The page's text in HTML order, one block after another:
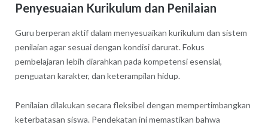
Penyesuaian Kurikulum dan Penilaian
Guru berperan aktif dalam menyesuaikan kurikulum dan sistem
penilaian agar sesuai dengan kondisi darurat. Fokus
pembelajaran lebih diarahkan pada kompetensi esensial,
penguatan karakter, dan keterampilan hidup.
Penilaian dilakukan secara fleksibel dengan mempertimbangkan
keterbatasan siswa. Pendekatan ini memastikan bahwa